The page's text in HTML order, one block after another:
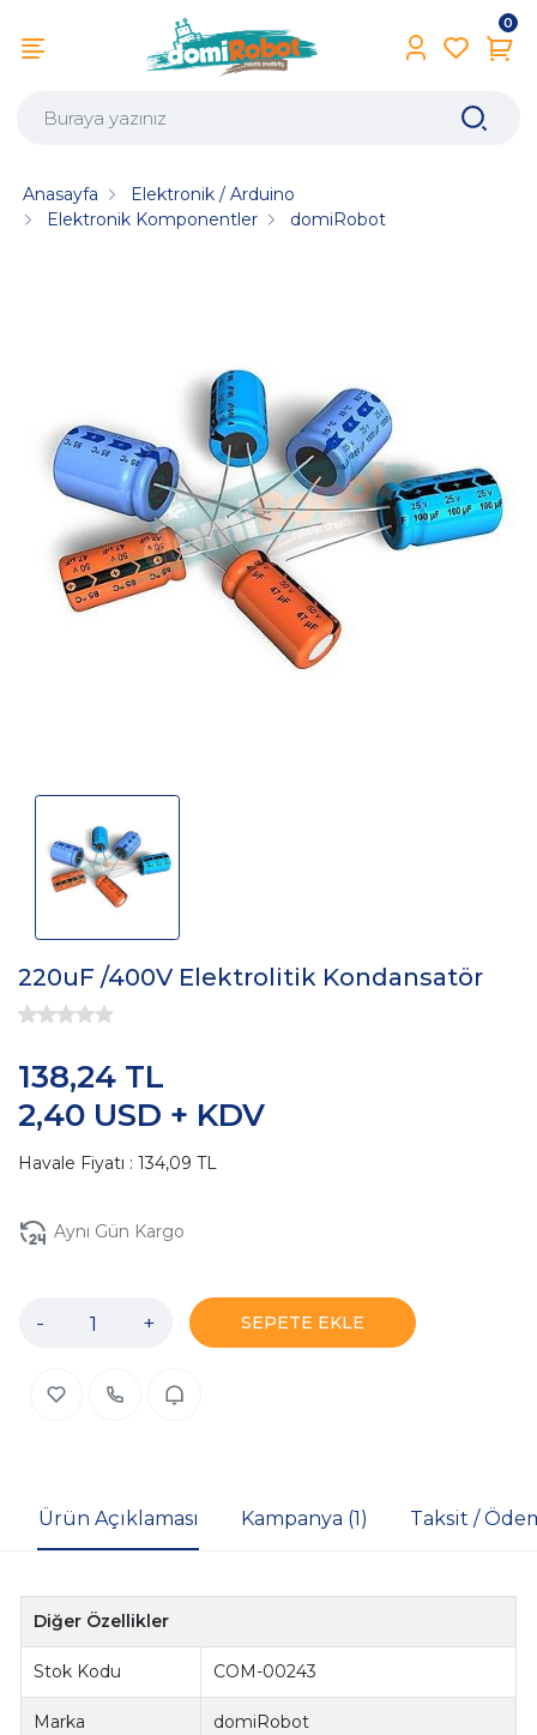
0
Anasayfa
Elektronik / Arduino
Elektronik Komponentler
domiRobot
220uF /400V Elektrolitik Kondansatör
2,40 USD + KDV
138,24 TL
Havale Fiyatı : 134,09 TL
Aynı Gün Kargo
- + SEPETE EKLE
Ürün Açıklaması Kampanya (1) Taksit /
Diğer Özellikler
Stok Kodu COM-00243
Marka domiRobot